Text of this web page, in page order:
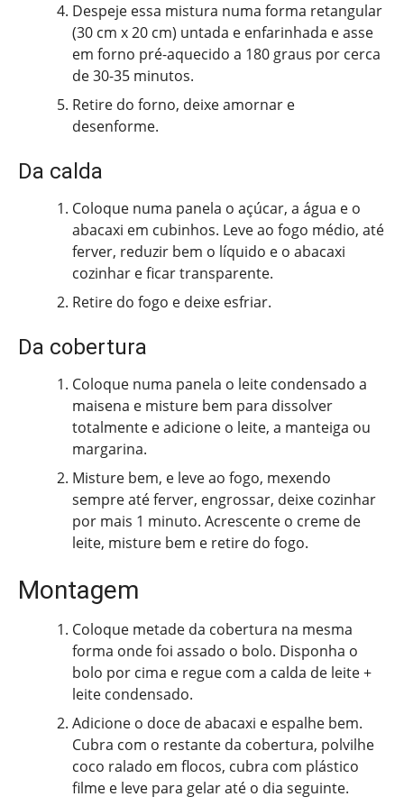
Despeje essa mistura numa forma retangular
(30 cm x 20 cm) untada e enfarinhada e asse
em forno pré-aquecido a 180 graus por cerca
de 30-35 minutos.
Retire do forno, deixe amornar e
desenforme.
Da calda
Coloque numa panela o açúcar, a água e o
abacaxi em cubinhos. Leve ao fogo médio, até
ferver, reduzir bem o líquido e o abacaxi
cozinhar e ficar transparente.
Retire do fogo e deixe esfriar.
Da cobertura
Coloque numa panela o leite condensado a
maisena e misture bem para dissolver
totalmente e adicione o leite, a manteiga ou
margarina.
Misture bem, e leve ao fogo, mexendo
sempre até ferver, engrossar, deixe cozinhar
por mais 1 minuto. Acrescente o creme de
leite, misture bem e retire do fogo.
Montagem
Coloque metade da cobertura na mesma
forma onde foi assado o bolo. Disponha o
bolo por cima e regue com a calda de leite +
leite condensado.
Adicione o doce de abacaxi e espalhe bem.
Cubra com o restante da cobertura, polvilhe
coco ralado em flocos, cubra com plástico
filme e leve para gelar até o dia seguinte.